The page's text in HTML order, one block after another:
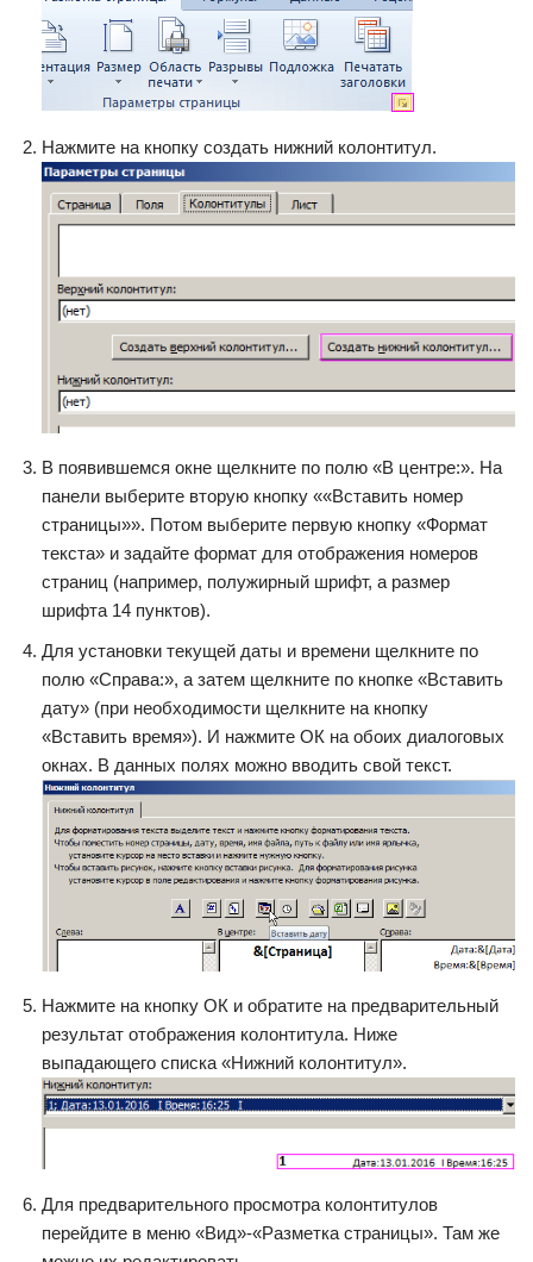
Нажмите на кнопку создать нижний колонтитул.
В появившемся окне щелкните по полю «В центре:». На
панели выберите вторую кнопку ««Вставить номер
страницы»». Потом выберите первую кнопку «Формат
текста» и задайте формат для отображения номеров
страниц (например, полужирный шрифт, а размер
шрифта 14 пунктов).
Для установки текущей даты и времени щелкните по
полю «Справа:», а затем щелкните по кнопке «Вставить
дату» (при необходимости щелкните на кнопку
«Вставить время»). И нажмите ОК на обоих диалоговых
окнах. В данных полях можно вводить свой текст.
Нажмите на кнопку ОК и обратите на предварительный
результат отображения колонтитула. Ниже
выпадающего списка «Нижний колонтитул».
Для предварительного просмотра колонтитулов
перейдите в меню «Вид»-«Разметка страницы». Там же